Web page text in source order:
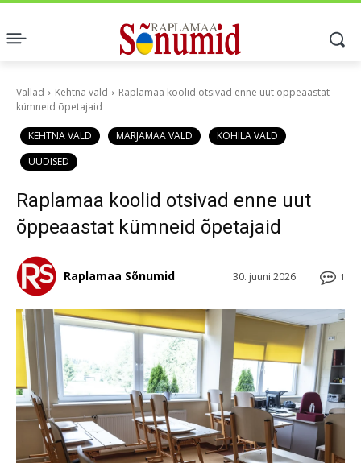
Vallad Kehtna vald
Raplamaa koolid otsivad enne uut õppeaastat
kümneid õpetajaid
KEHTNA VALD MÄRJAMAA VALD
KOHILA VALD
UUDISED
Raplamaa koolid otsivad enne uut
õppeaastat kümneid õpetajaid
1
30. juuni 2026
Raplamaa Sõnumid